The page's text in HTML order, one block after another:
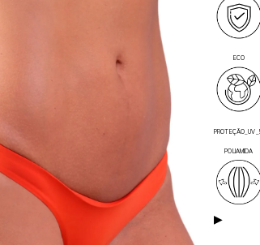
▶
ECO
POLIAMIDA